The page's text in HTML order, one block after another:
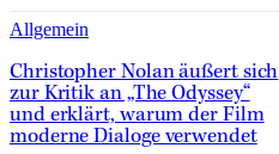
Allgemein
Christopher Nolan äußert sich
zur Kritik an „The Odyssey“
und erklärt, warum der Film
moderne Dialoge verwendet